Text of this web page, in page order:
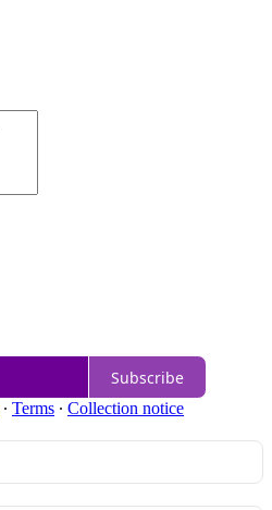
Subscribe
∙ Terms ∙ Collection notice